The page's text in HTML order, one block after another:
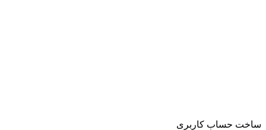
ساخت حساب کاربری